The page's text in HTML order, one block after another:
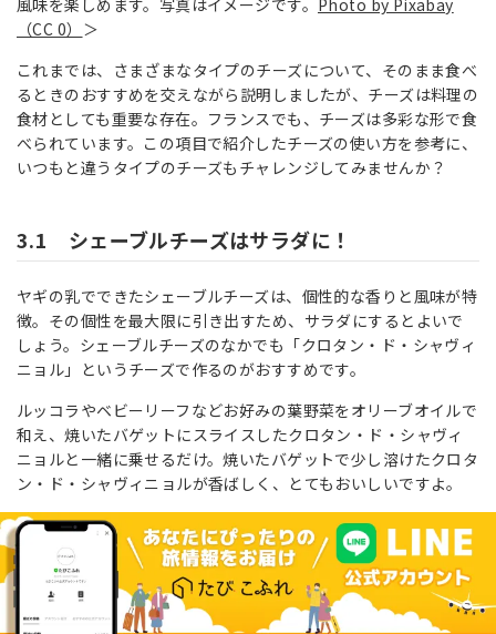
風味を楽しめます。写真はイメージです。 Photo by Pixabay
（CC 0） ＞
これまでは、さまざまなタイプのチーズについて、そのまま食べ
るときのおすすめを交えながら説明しましたが、チーズは料理の
食材としても重要な存在。フランスでも、チーズは多彩な形で食
べられています。この項目で紹介したチーズの使い方を参考に、
いつもと違うタイプのチーズもチャレンジしてみませんか？
3.1 シェーブルチーズはサラダに！
ヤギの乳でできたシェーブルチーズは、個性的な香りと風味が特
徴。その個性を最大限に引き出すため、サラダにするとよいで
しょう。シェーブルチーズのなかでも「クロタン・ド・シャヴィ
ニョル」というチーズで作るのがおすすめです。
ルッコラやベビーリーフなどお好みの葉野菜をオリーブオイルで
和え、焼いたバゲットにスライスしたクロタン・ド・シャヴィ
ニョルと一緒に乗せるだけ。焼いたバゲットで少し溶けたクロタ
ン・ド・シャヴィニョルが香ばしく、とてもおいしいですよ。